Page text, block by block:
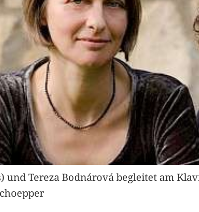
und Tereza Bodnárová begleitet am